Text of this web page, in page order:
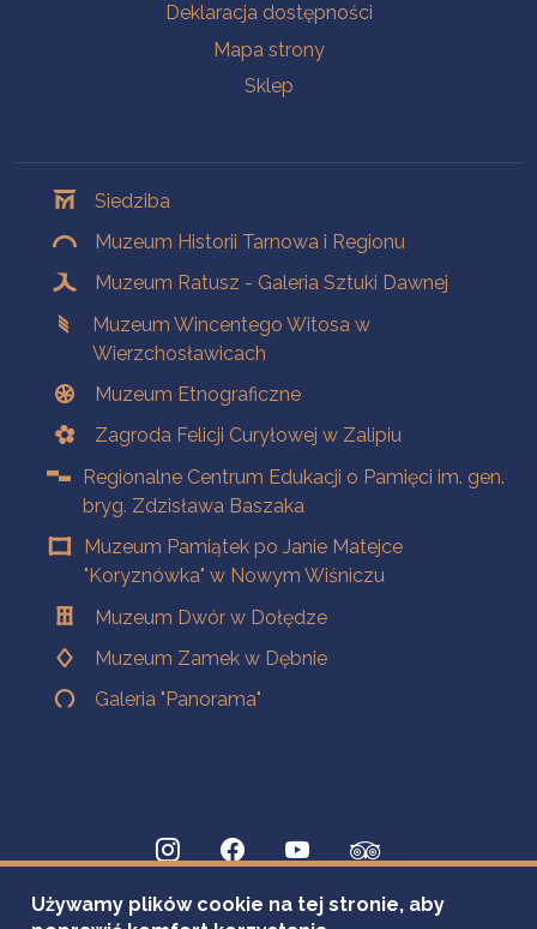
Deklaracja dostępności
Mapa strony
Sklep
Siedziba
Muzeum Historii Tarnowa i Regionu
Muzeum Ratusz - Galeria Sztuki Dawnej
Muzeum Wincentego Witosa w
Wierzchosławicach
Muzeum Etnograficzne
Zagroda Felicji Curyłowej w Zalipiu
Regionalne Centrum Edukacji o Pamięci im. gen.
bryg. Zdzisława Baszaka
Muzeum Pamiątek po Janie Matejce
"Koryznówka" w Nowym Wiśniczu
Muzeum Dwór w Dołędze
Muzeum Zamek w Dębnie
Galeria "Panorama"
Używamy plików cookie na tej stronie, aby